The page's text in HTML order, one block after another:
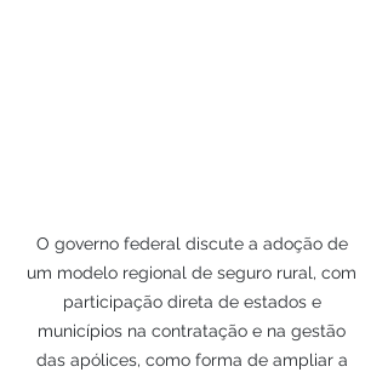
O governo federal discute a adoção de
um modelo regional de seguro rural, com
participação direta de estados e
municípios na contratação e na gestão
das apólices, como forma de ampliar a